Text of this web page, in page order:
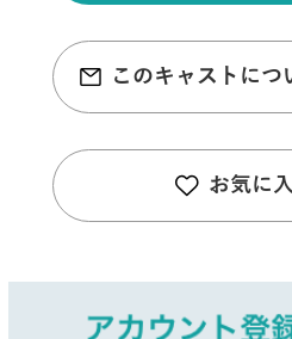
このキャストにつ
お気に